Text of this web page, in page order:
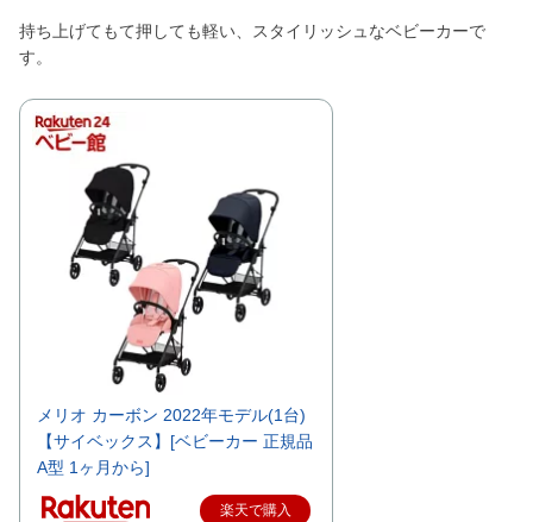
持ち上げてもて押しても軽い、スタイリッシュなベビーカーで
す。
メリオ カーボン 2022年モデル(1台)
【サイベックス】[ベビーカー 正規品
A型 1ヶ月から]
楽天で購入